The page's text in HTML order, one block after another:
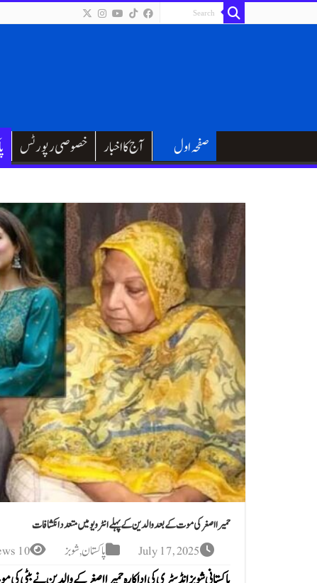
خصوصی رپورٹس آج کا اخبار صفحہ اول
حمیرا اصغر کی موت کے بعد والدین کےپہلے انٹرویو میں متعدد انکشافات
July 17, 2025 پاکستان,شوبز 10 Views